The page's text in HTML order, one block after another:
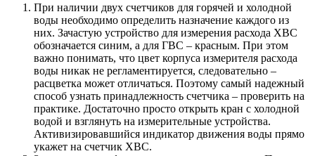
При наличии двух счетчиков для горячей и холодной
воды необходимо определить назначение каждого из
них. Зачастую устройство для измерения расхода ХВС
обозначается синим, а для ГВС – красным. При этом
важно понимать, что цвет корпуса измерителя расхода
воды никак не регламентируется, следовательно –
расцветка может отличаться. Поэтому самый надежный
способ узнать принадлежность счетчика – проверить на
практике. Достаточно просто открыть кран с холодной
водой и взглянуть на измерительные устройства.
Активизировавшийся индикатор движения воды прямо
укажет на счетчик ХВС.